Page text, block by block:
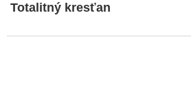
Totalitný kresťan